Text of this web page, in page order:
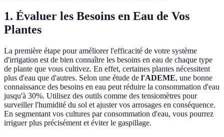
1. Évaluer les Besoins en Eau de Vos
Plantes
La première étape pour améliorer l'efficacité de votre système
d'irrigation est de bien connaître les besoins en eau de chaque type
de plante que vous cultivez. En effet, certaines plantes nécessitent
plus d'eau que d'autres. Selon une étude de l'ADEME, une bonne
connaissance des besoins en eau peut réduire la consommation d'eau
jusqu'à 30%. Utilisez des outils comme des tensiomètres pour
surveiller l'humidité du sol et ajuster vos arrosages en conséquence.
En segmentant vos cultures par consommation d'eau, vous pourrez
irriguer plus précisément et éviter le gaspillage.